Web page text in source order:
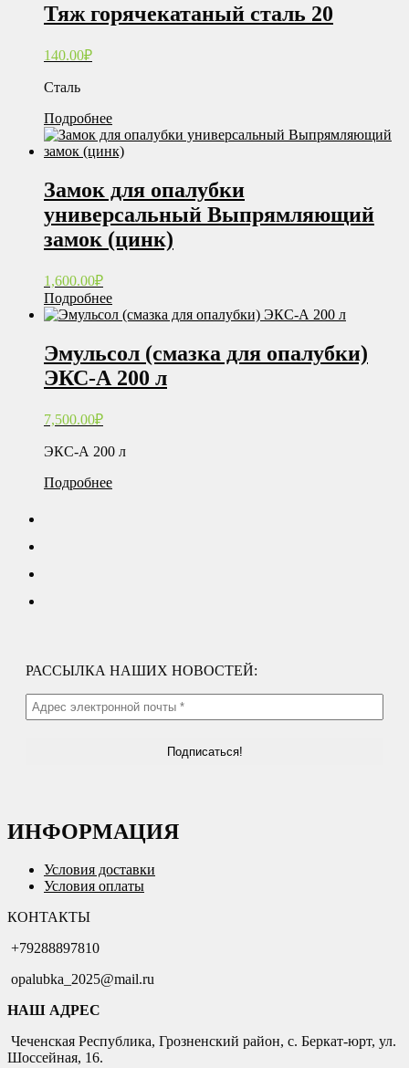
Тяж горячекатаный сталь 20
140.00₽
Сталь
Подробнее
Замок для опалубки
универсальный Выпрямляющий
замок (цинк)
1,600.00₽
Подробнее
Эмульсол (смазка для опалубки)
ЭКС-А 200 л
7,500.00₽
ЭКС-А 200 л
Подробнее
РАССЫЛКА НАШИХ НОВОСТЕЙ:
ИНФОРМАЦИЯ
Условия доставки
Условия оплаты
КОНТАКТЫ
+79288897810
opalubka_2025@mail.ru
НАШ АДРЕС
Чеченская Республика, Грозненский район, с. Беркат-юрт, ул.
Шоссейная, 16.